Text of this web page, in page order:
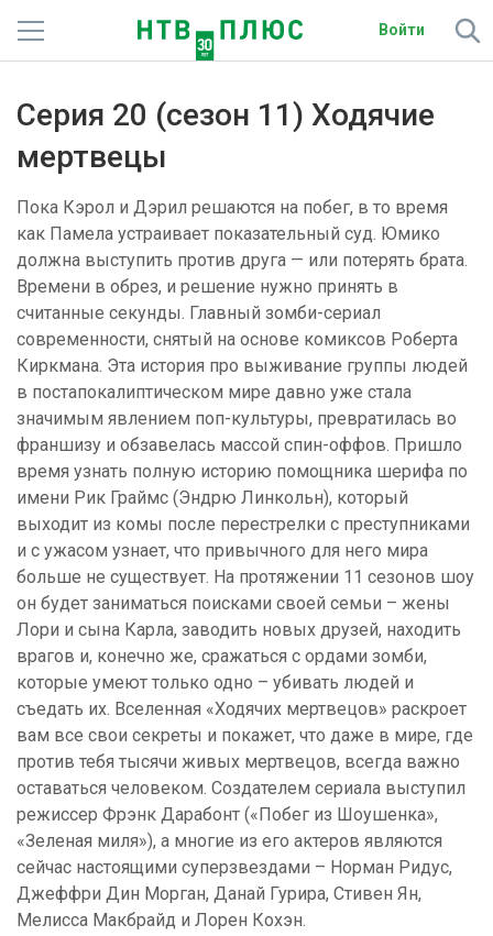
Войти
Фильмы и сериалы
Подписки
Радио
Спутниковым абонентам
О сайте
Активировать промокод
Серия 20 (сезон 11) Ходячие
мертвецы
Пока Кэрол и Дэрил решаются на побег, в то время
как Памела устраивает показательный суд. Юмико
должна выступить против друга — или потерять брата.
Времени в обрез, и решение нужно принять в
считанные секунды. Главный зомби-сериал
современности, снятый на основе комиксов Роберта
Киркмана. Эта история про выживание группы людей
в постапокалиптическом мире давно уже стала
значимым явлением поп-культуры, превратилась во
франшизу и обзавелась массой спин-оффов. Пришло
время узнать полную историю помощника шерифа по
имени Рик Граймс (Эндрю Линкольн), который
выходит из комы после перестрелки с преступниками
и с ужасом узнает, что привычного для него мира
больше не существует. На протяжении 11 сезонов шоу
он будет заниматься поисками своей семьи – жены
Лори и сына Карла, заводить новых друзей, находить
врагов и, конечно же, сражаться с ордами зомби,
которые умеют только одно – убивать людей и
съедать их. Вселенная «Ходячих мертвецов» раскроет
вам все свои секреты и покажет, что даже в мире, где
против тебя тысячи живых мертвецов, всегда важно
оставаться человеком. Создателем сериала выступил
режиссер Фрэнк Дарабонт («Побег из Шоушенка»,
«Зеленая миля»), а многие из его актеров являются
сейчас настоящими суперзвездами – Норман Ридус,
Джеффри Дин Морган, Данай Гурира, Стивен Ян,
Мелисса Макбрайд и Лорен Кохэн.